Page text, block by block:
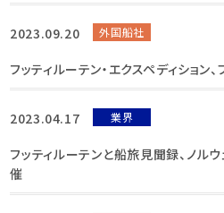
2023.09.20 外国船社
フッティルーテン・エクスペディション、
2023.04.17 業界
フッティルーテンと船旅見聞録、ノル
催